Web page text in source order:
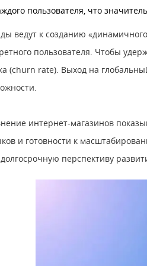
пользователя, что
ведут к созданию
пользователя. Чтобы
(churn rate). Выход на
интернет-магазинов
и готовности к
перспективу